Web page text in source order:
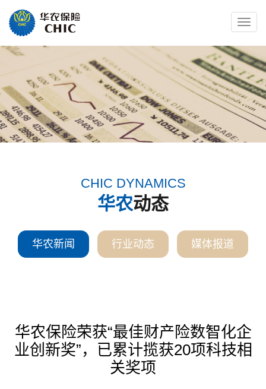
Toggle
CHIC DYNAMICS
华农动态
华农新闻 行业动态 媒体报道
华农保险荣获“最佳财产险数智化企
业创新奖”，已累计揽获20项科技相
关奖项